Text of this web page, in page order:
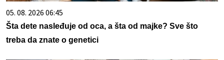
05. 08. 2026 06:45
Šta dete nasleđuje od oca, a šta od majke? Sve što
treba da znate o genetici